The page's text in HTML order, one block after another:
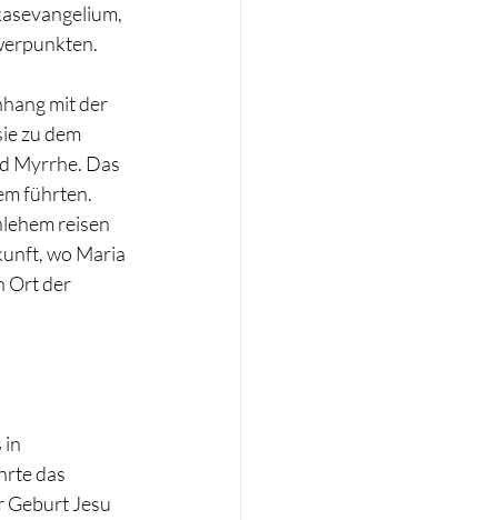
mit der
zu dem
Myrrhe. Das
führten.
reisen
wo Maria
Ort der
in
das
Geburt Jesu